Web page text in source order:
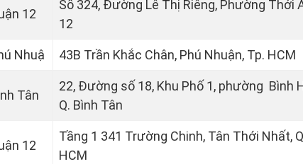
12
Số 324, Đường Lê Thị Riêng, Phường Thới
12
Nhuậ 43B Trần Khắc Chân, Phú Nhuận, Tp. HCM
Tân
22, Đường số 18, Khu Phố 1, phường Bình
Q. Bình Tân
12
Tầng 1 341 Trường Chinh, Tân Thới Nhất,
HCM